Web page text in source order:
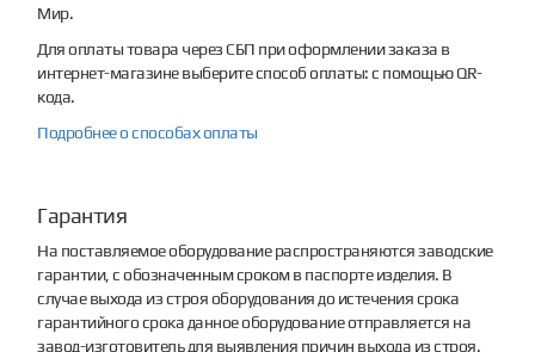
Мир.
Для оплаты товара через СБП при оформлении заказа в
интернет-магазине выберите способ оплаты: с помощью QR-
кода.
Подробнее о способах оплаты
Гарантия
На поставляемое оборудование распространяются заводские
гарантии, с обозначенным сроком в паспорте изделия. В
случае выхода из строя оборудования до истечения срока
гарантийного срока данное оборудование отправляется на
завод-изготовитель для выявления причин выхода из строя.